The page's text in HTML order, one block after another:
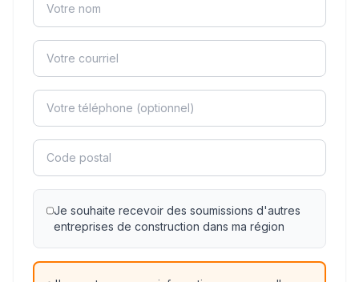
Je souhaite recevoir des soumissions d'autres
entreprises de construction dans ma région